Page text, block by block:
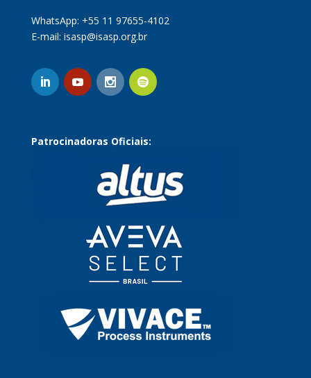
WhatsApp: +55 11 97655-4102
E-mail: isasp@isasp.org.br
Patrocinadoras Oficiais: